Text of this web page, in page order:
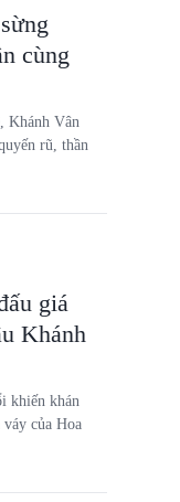
cùng
Khánh Vân
rũ, thần
giá
Khánh
khiến khán
của Hoa